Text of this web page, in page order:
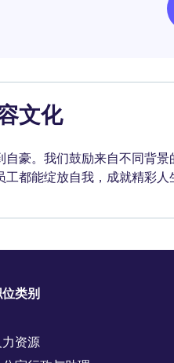
文化
豪。我们鼓励来自不同背
都能绽放自我，成就精彩
类别
力资源